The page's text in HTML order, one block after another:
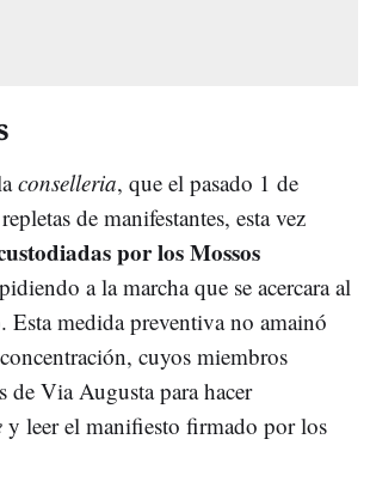
conselleria, que el pasado 1 de
de manifestantes, esta vez
por los Mossos
a la marcha que se acercara al
Esta medida preventiva no amainó
cuyos miembros
de Via Augusta para hacer
y leer el manifiesto firmado por los